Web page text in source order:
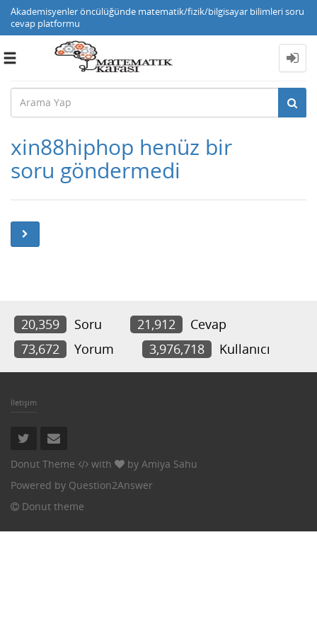
Akademisyenler öncülüğünde matematik/fizik/bilgisayar bilimleri soru
cevap platformu
Toggle
xin88hiphop henüz bir
soru göndermedi
20,359 Soru 21,912
Cevap
73,672
Yorum 3,976,718 Kullanıcı
İletişim
Donut Theme with by Amiya Sahu
Powered by Question2Answer
Donut theme